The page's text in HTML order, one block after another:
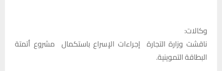
وكالات:
ناقشت وزارة التجارة إجراءات الإسراع باستكمال مشروع أتمتة
البطاقة التموينية.